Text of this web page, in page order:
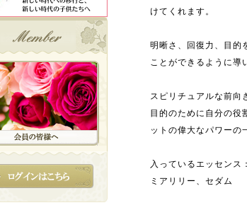
けてくれます。
明晰さ、回復力、目的
ことができるように導
スピリチュアルな前向
目的のために自分の役
ットの偉大なパワーの
入っているエッセンス
ミアリリー、セダム